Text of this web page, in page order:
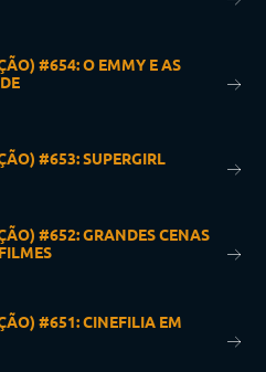
#654: O EMMY E AS
#653: SUPERGIRL
#652: GRANDES CENAS
#651: CINEFILIA EM